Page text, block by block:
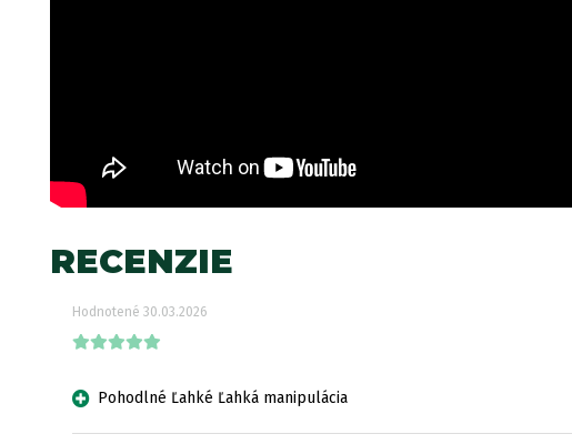
RECENZIE
Hodnotené 30.03.2026
Pohodlné Ľahké Ľahká manipulácia